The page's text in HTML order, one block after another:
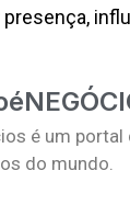
é um
do mundo.